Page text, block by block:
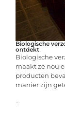
Biologische
ontdekt
Biologische
maakt ze nou
producten
manier zijn
...